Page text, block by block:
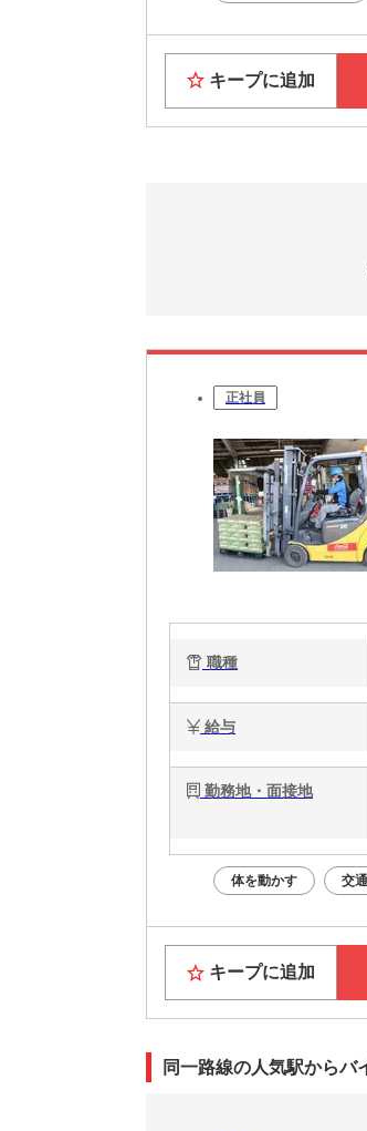
キープに追加
正社員
職種
給与
勤務地・面接地
体を動かす 交
キープに追加
同一路線の人気駅からバ